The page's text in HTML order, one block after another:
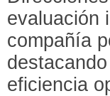
evaluación
compañía
eficiencia